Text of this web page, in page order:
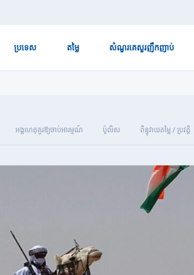
ប្រទេស តម្លៃ សំណួរគេសួរញឹកញាប់
អង្គហេតុគួរឱ្យចាប់អារម្មណ៍ ប៉ូលិស ពិន្ទុវាយតម្លៃ / ប្រវត្តិ